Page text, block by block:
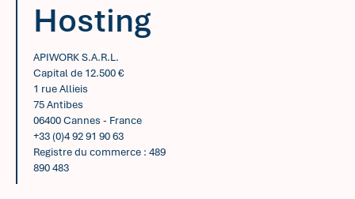
Hosting
APIWORK S.A.R.L.
Capital de 12.500 €
1 rue Allieis
75 Antibes
06400 Cannes - France
+33 (0)4 92 91 90 63
Registre du commerce : 489
890 483